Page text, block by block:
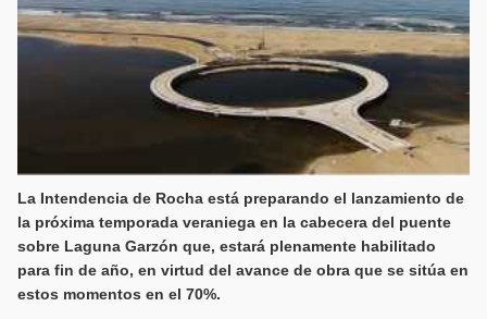
La Intendencia de Rocha está preparando el lanzamiento de
la próxima temporada veraniega en la cabecera del puente
sobre Laguna Garzón que, estará plenamente habilitado
para fin de año, en virtud del avance de obra que se sitúa en
estos momentos en el 70%.